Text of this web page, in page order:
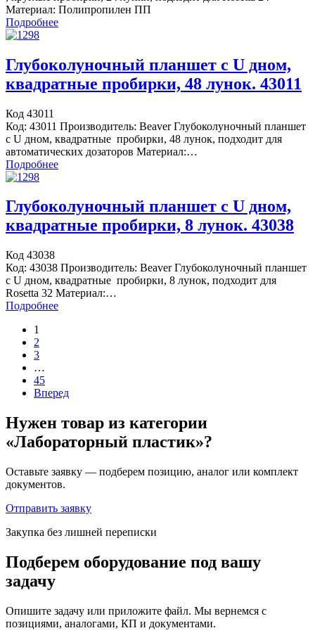
Материал: Полипропилен ПП
Подробнее
Глубоколуночный планшет с U дном,
квадратные пробирки, 48 лунок. 43011
Код 43011
Код: 43011 Производитель: Beaver Глубоколуночный планшет
с U дном, квадратные пробирки, 48 лунок, подходит для
автоматических дозаторов Материал:…
Подробнее
Глубоколуночный планшет с U дном,
квадратные пробирки, 8 лунок. 43038
Код 43038
Код: 43038 Производитель: Beaver Глубоколуночный планшет
с U дном, квадратные пробирки, 8 лунок, подходит для
Rosetta 32 Материал:…
Подробнее
1
2
3
…
45
Вперед
Нужен товар из категории
«Лабораторный пластик»?
Оставьте заявку — подберем позицию, аналог или комплект
документов.
Отправить заявку
Закупка без лишней переписки
Подберем оборудование под вашу
задачу
Опишите задачу или приложите файл. Мы вернемся с
позициями, аналогами, КП и документами.